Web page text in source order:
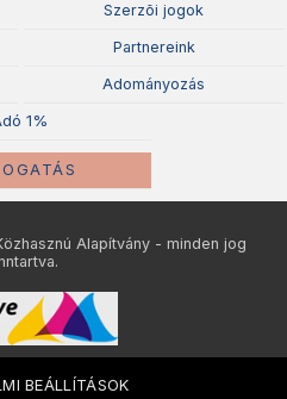
Szerzõi jogok
Partnereink
Adományozás
1%
Alapítvány - minden jog
BEÁLLÍTÁSOK